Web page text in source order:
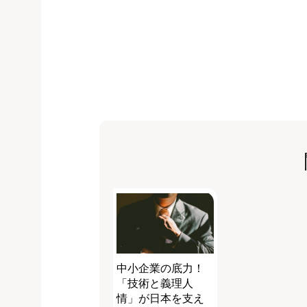
中小企業の底力！
「技術と義理人
情」が日本を支え